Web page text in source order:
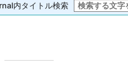
内タイトル検索